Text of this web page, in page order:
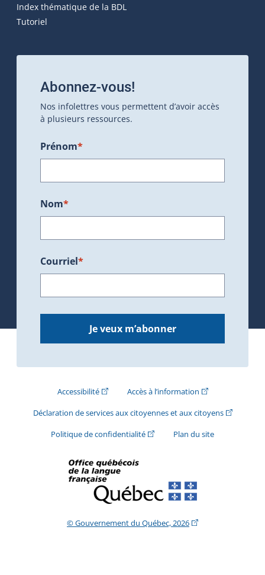
Index thématique de la BDL
Tutoriel
Abonnez-vous!
Nos infolettres vous permettent d’avoir accès
à plusieurs ressources.
Prénom*
Nom*
Courriel*
Je veux m’abonner
Accessibilité(Cet hyperlien externe s'ouvrira dans une
Accès à l’information(Cet hyperlien
Déclaration de services aux citoyennes et aux citoyens(Cet
Politique de confidentialité(Cet hyperlien externe s'ouvrira
Plan du site
© Gouvernement du Québec, 2026(Cet hyperlien